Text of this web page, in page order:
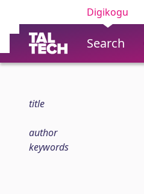
Digikogu
Search
title
author
keywords